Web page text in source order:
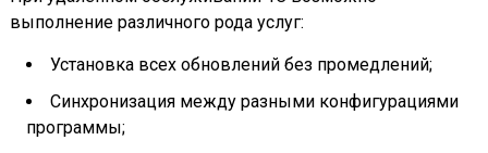
выполнение различного рода услуг:
Установка всех обновлений без промедлений;
Синхронизация между разными конфигурациями
программы;